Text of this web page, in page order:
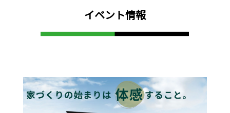
イベント情報